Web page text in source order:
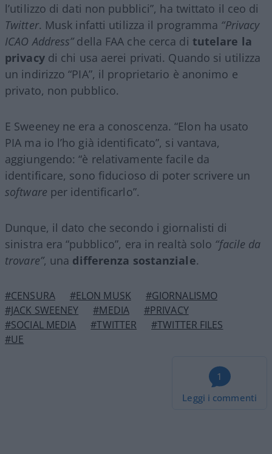
l’utilizzo di dati non pubblici”, ha twittato il ceo di
Twitter. Musk infatti utilizza il programma “Privacy
ICAO Address”della FAA che cerca di tutelare la
privacydi chi usa aerei privati. Quando si utilizza
un indirizzo “PIA”, il proprietario è anonimo e
privato, non pubblico.
E Sweeney ne era a conoscenza. “Elon ha usato
PIA ma io l’ho già identificato”, si vantava,
aggiungendo: “è relativamente facile da
identificare, sono fiducioso di poter scrivere un
software per identificarlo”.
Dunque, il dato che secondo i giornalisti di
sinistra era “pubblico”, era in realtà solo “facile da
trovare”, una differenza sostanziale.
#CENSURA #ELON MUSK
#GIORNALISMO
#JACK SWEENEY
#MEDIA
#PRIVACY
#SOCIAL MEDIA
#TWITTER
#TWITTER FILES
#UE
1
Leggi i commenti